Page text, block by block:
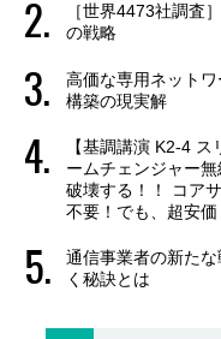
［世界4473社調査
の戦略
高価な専用ネット
構築の現実解
【基調講演 K2-4
ームチェンジャー
破壊する！！ コア
不要！でも、超安
通信事業者の新た
く秘訣とは